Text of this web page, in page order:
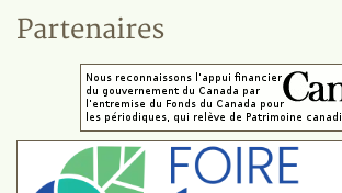
Partenaires